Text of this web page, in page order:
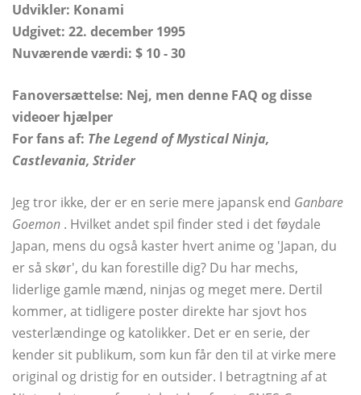
Udvikler: Konami
Udgivet: 22. december 1995
Nuværende værdi: $ 10 - 30
Fanoversættelse: Nej, men denne FAQ og disse
videoer hjælper
For fans af: The Legend of Mystical Ninja,
Castlevania, Strider
Jeg tror ikke, der er en serie mere japansk end Ganbare
Goemon . Hvilket andet spil finder sted i det føydale
Japan, mens du også kaster hvert anime og 'Japan, du
er så skør', du kan forestille dig? Du har mechs,
liderlige gamle mænd, ninjas og meget mere. Dertil
kommer, at tidligere poster direkte har sjovt hos
vesterlændinge og katolikker. Det er en serie, der
kender sit publikum, som kun får den til at virke mere
original og dristig for en outsider. I betragtning af at